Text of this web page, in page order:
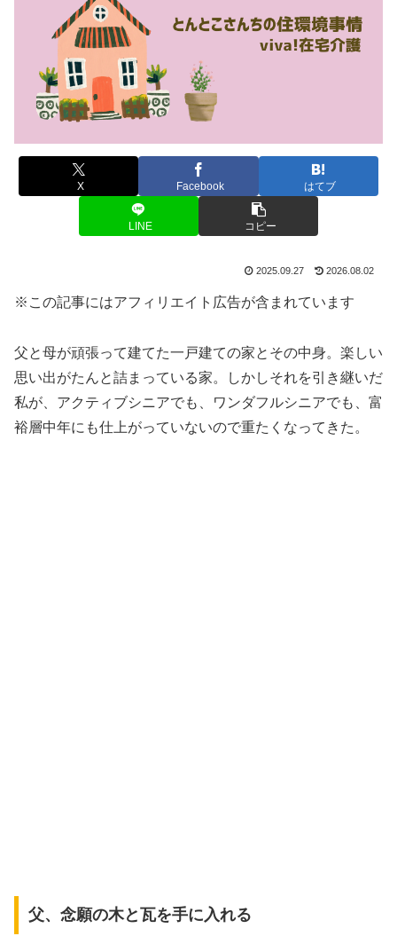
X Facebook はてブ
LINE コピー
2025.09.27 2026.08.02
※この記事にはアフィリエイト広告が含まれています
父と母が頑張って建てた一戸建ての家とその中身。楽しい
思い出がたんと詰まっている家。しかしそれを引き継いだ
私が、アクティブシニアでも、ワンダフルシニアでも、富
裕層中年にも仕上がっていないので重たくなってきた。
父、念願の木と瓦を手に入れる